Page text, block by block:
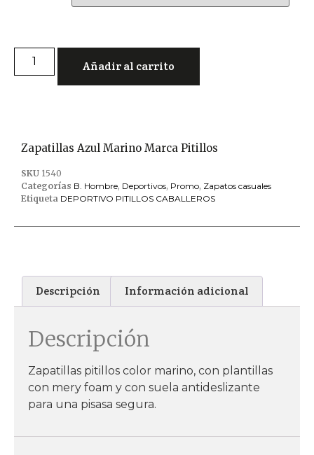
Añadir al carrito
Zapatillas Azul Marino Marca Pitillos
SKU 1540
Categorías B. Hombre, Deportivos, Promo, Zapatos casuales
Etiqueta DEPORTIVO PITILLOS CABALLEROS
Descripción Información adicional
Descripción
Zapatillas pitillos color marino, con plantillas
con mery foam y con suela antideslizante
para una pisasa segura.